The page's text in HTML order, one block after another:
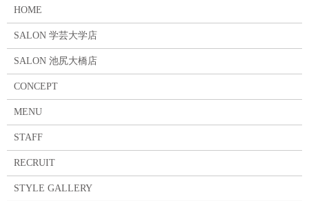
HOME
SALON 学芸大学店
SALON 池尻大橋店
CONCEPT
MENU
STAFF
RECRUIT
STYLE GALLERY